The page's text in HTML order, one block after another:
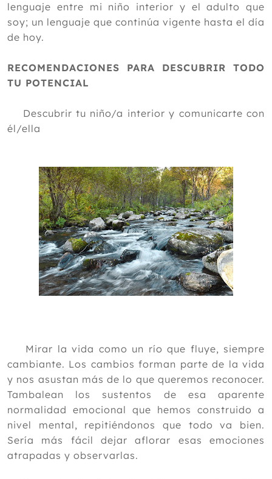
lenguaje entre mi niño interior y el adulto que
soy; un lenguaje que continúa vigente hasta el día
de hoy.
RECOMENDACIONES PARA DESCUBRIR TODO
TU POTENCIAL
Descubrir tu niño/a interior y comunicarte con
él/ella
Mirar la vida como un río que fluye, siempre
cambiante. Los cambios forman parte de la vida
y nos asustan más de lo que queremos reconocer.
Tambalean los sustentos de esa aparente
normalidad emocional que hemos construido a
nivel mental, repitiéndonos que todo va bien.
Sería más fácil dejar aflorar esas emociones
atrapadas y observarlas.